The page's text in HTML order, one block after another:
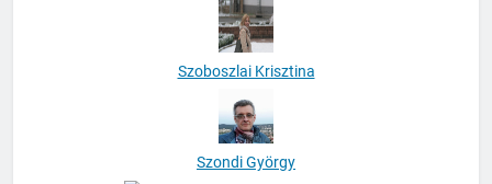
Szoboszlai Krisztina
Szondi György